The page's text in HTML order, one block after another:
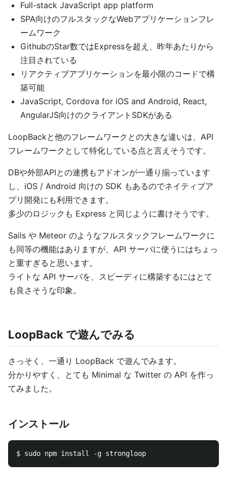
Full-stack JavaScript app platform
SPA向けのフルスタックなWebアプリケーションフレ
ームワーク
GithubのStar数ではExpressを超え、昨年あたりから
注目されている
リアクティブアプリケーションを最小限のコードで構
築可能
JavaScript, Cordova for iOS and Android, React,
AngularJS向けのクライアントSDKがある
LoopBackと他のフレームワークとの大きな違いは、API
フレームワークとして特化している点と言えそうです。
DBや外部APIとの連携もアドオンが一通り揃っています
し、iOS / Android 向けの SDK もあるのでネイティブア
プリ開発にも利用できます。
多少のロジックも Express と同じように書けそうです。
Sails や Meteor のようなフルスタックフレームワークに
も同等の機能はありますが、API サーバに使うにはちょっ
と重すぎると思います。
ライトな API サーバを、スピーディに構築するにはとて
も良さそうな印象。
LoopBack で遊んでみる
さっそく、一通り LoopBack で遊んでみます。
分かりやすく、とても Minimal な Twitter の API を作っ
てみました。
インストール